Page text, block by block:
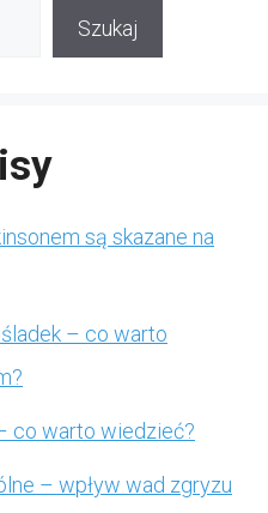
Szukaj
są skazane na
– co warto
co warto wiedzieć?
– wpływ wad zgryzu